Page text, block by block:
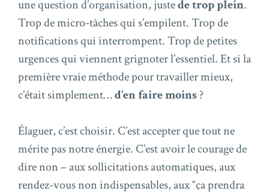
une question d’organisation, justede trop plein.
Trop de micro-tâches qui s’empilent. Trop de
notifications qui interrompent. Trop de petites
urgences qui viennent grignoter l’essentiel. Et si la
première vraie méthode pour travailler mieux,
c’était simplement…d’en faire moins ?
Élaguer, c’est choisir. C’est accepter que tout ne
mérite pas notre énergie. C’est avoir le courage de
dire non – aux sollicitations automatiques, aux
rendez-vous non indispensables, aux “ça prendra